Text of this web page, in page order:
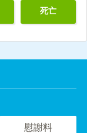
死亡
慰謝料